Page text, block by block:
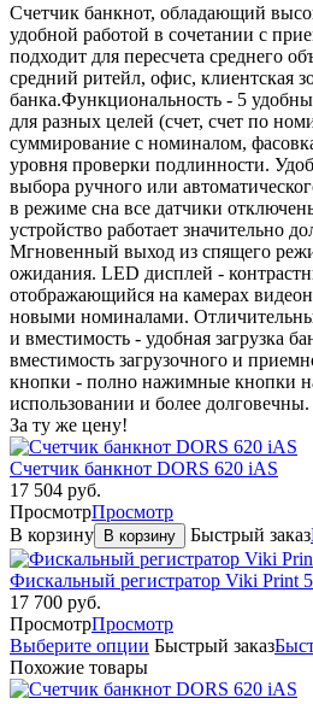
Счетчик банкнот, обладающий
удобной работой в сочетании с
подходит для пересчета среднего
средний ритейл, офис, клиентская
банка.Функциональность - 5
для разных целей (счет, счет по
суммирование с номиналом,
уровня проверки подлинности.
выбора ручного или
в режиме сна все датчики
устройство работает значительно
Мгновенный выход из спящего
ожидания. LED дисплей -
отображающийся на камерах
новыми номиналами.
и вместимость - удобная загрузка
вместимость загрузочного и
кнопки - полно нажимные кнопки
использовании и более долговечны.
За ту же цену!
Счетчик банкнот DORS 620 iAS
17 504 руб.
ПросмотрПросмотр
В корзину
В корзину Быстрый заказ
Фискальный регистратор Viki Print
17 700 руб.
ПросмотрПросмотр
Выберите опции Быстрый заказ
Похожие товары